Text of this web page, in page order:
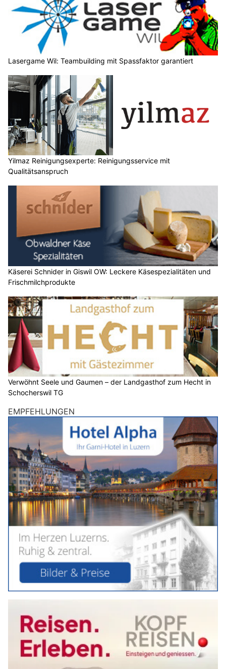
Lasergame Wil: Teambuilding mit Spassfaktor garantiert
Yilmaz Reinigungsexperte: Reinigungsservice mit
Qualitätsanspruch
Käserei Schnider in Giswil OW: Leckere Käsespezialitäten und
Frischmilchprodukte
Verwöhnt Seele und Gaumen – der Landgasthof zum Hecht in
Schocherswil TG
EMPFEHLUNGEN